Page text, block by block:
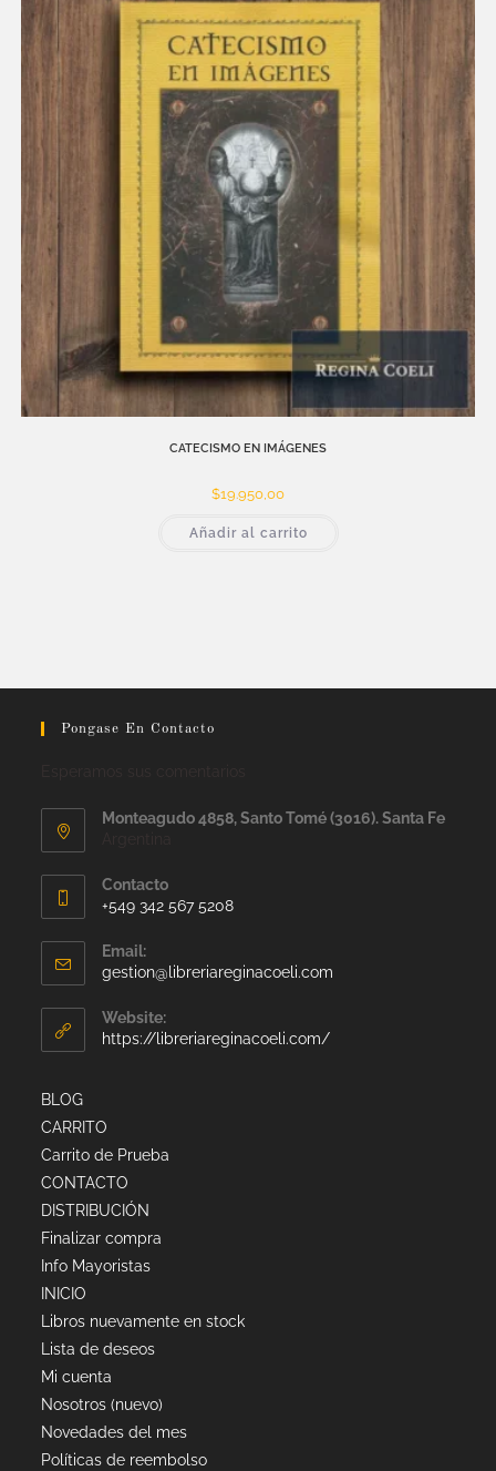
CATECISMO EN IMÁGENES
$19.950,00
Añadir al carrito
Pongase En Contacto
Monteagudo 4858, Santo Tomé (3016). Santa Fe
Contacto
+549 342 567 5208
Email:
gestion@libreriareginacoeli.com
Website:
https://libreriareginacoeli.com/
BLOG
CARRITO
Carrito de Prueba
CONTACTO
DISTRIBUCIÓN
Finalizar compra
Info Mayoristas
INICIO
Libros nuevamente en stock
Lista de deseos
Mi cuenta
Nosotros (nuevo)
Novedades del mes
Políticas de reembolso